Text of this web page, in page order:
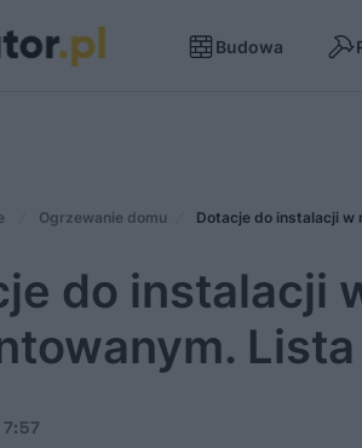
Budowa
Ogrzewanie domu Dotacje do instalacji w
do instalacji
7:57